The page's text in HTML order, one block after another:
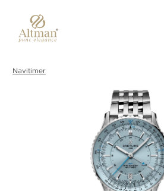
Navitimer